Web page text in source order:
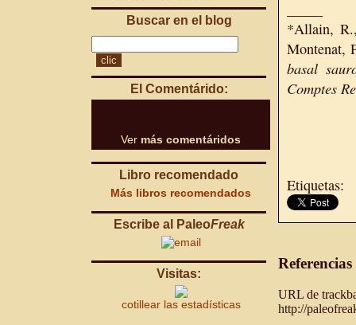
Buscar en el blog
El Comentárido:
Ver más comentáridos
Libro recomendado
Más libros recomendados
Escribe al PaleoFreak
Visitas:
cotillear las estadísticas
*Allain,
Montenat,
basal
Comptes
Etiquetas:
URL de
http://